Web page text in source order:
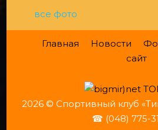
все фото
Главная Новости
сайт
2026 © Спортивный клуб
☎ (048) 775-